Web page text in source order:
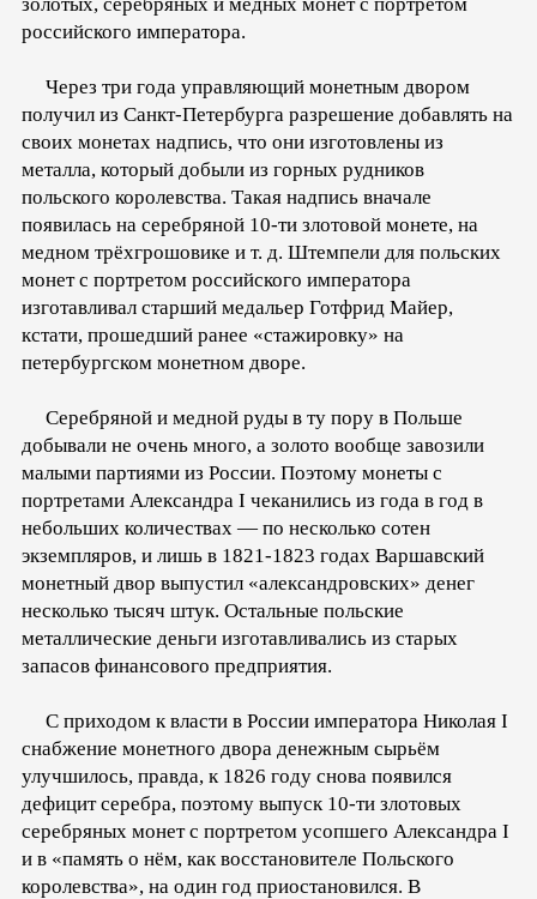
российского императора.
Через три года управляющий монетным двором
получил из Санкт-Петербурга разрешение добавлять на
своих монетах надпись, что они изготовлены из
металла, который добыли из горных рудников
польского королевства. Такая надпись вначале
появилась на серебряной 10-ти злотовой монете, на
медном трёхгрошовике и т. д. Штемпели для польских
монет с портретом российского императора
изготавливал старший медальер Готфрид Майер,
кстати, прошедший ранее «стажировку» на
петербургском монетном дворе.
Серебряной и медной руды в ту пору в Польше
добывали не очень много, а золото вообще завозили
малыми партиями из России. Поэтому монеты с
портретами Александра I чеканились из года в год в
небольших количествах — по несколько сотен
экземпляров, и лишь в 1821-1823 годах Варшавский
монетный двор выпустил «александровских» денег
несколько тысяч штук. Остальные польские
металлические деньги изготавливались из старых
запасов финансового предприятия.
С приходом к власти в России императора Николая I
снабжение монетного двора денежным сырьём
улучшилось, правда, к 1826 году снова появился
дефицит серебра, поэтому выпуск 10-ти злотовых
серебряных монет с портретом усопшего Александра I
и в «память о нём, как восстановителе Польского
королевства», на один год приостановился. В